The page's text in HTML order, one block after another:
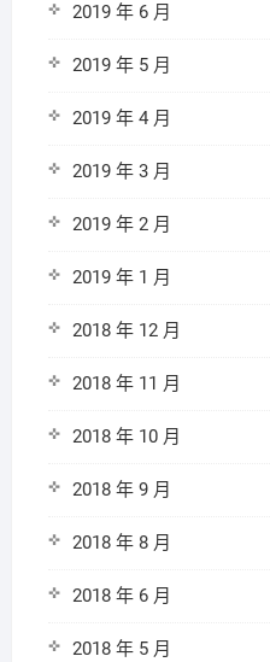
2019 年 6 月
2019 年 5 月
2019 年 4 月
2019 年 3 月
2019 年 2 月
2019 年 1 月
2018 年 12 月
2018 年 11 月
2018 年 10 月
2018 年 9 月
2018 年 8 月
2018 年 6 月
2018 年 5 月